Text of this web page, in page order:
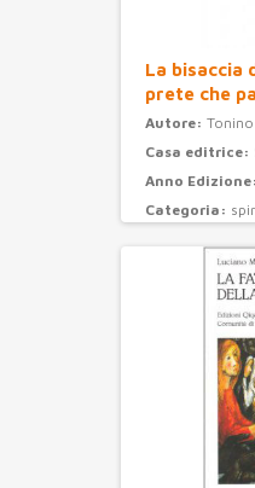
La bisaccia
prete che
Autore:
Casa editrice:
Anno Edizione:
Categoria: